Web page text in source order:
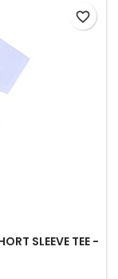
SLEEVE TEE -
favorite_border